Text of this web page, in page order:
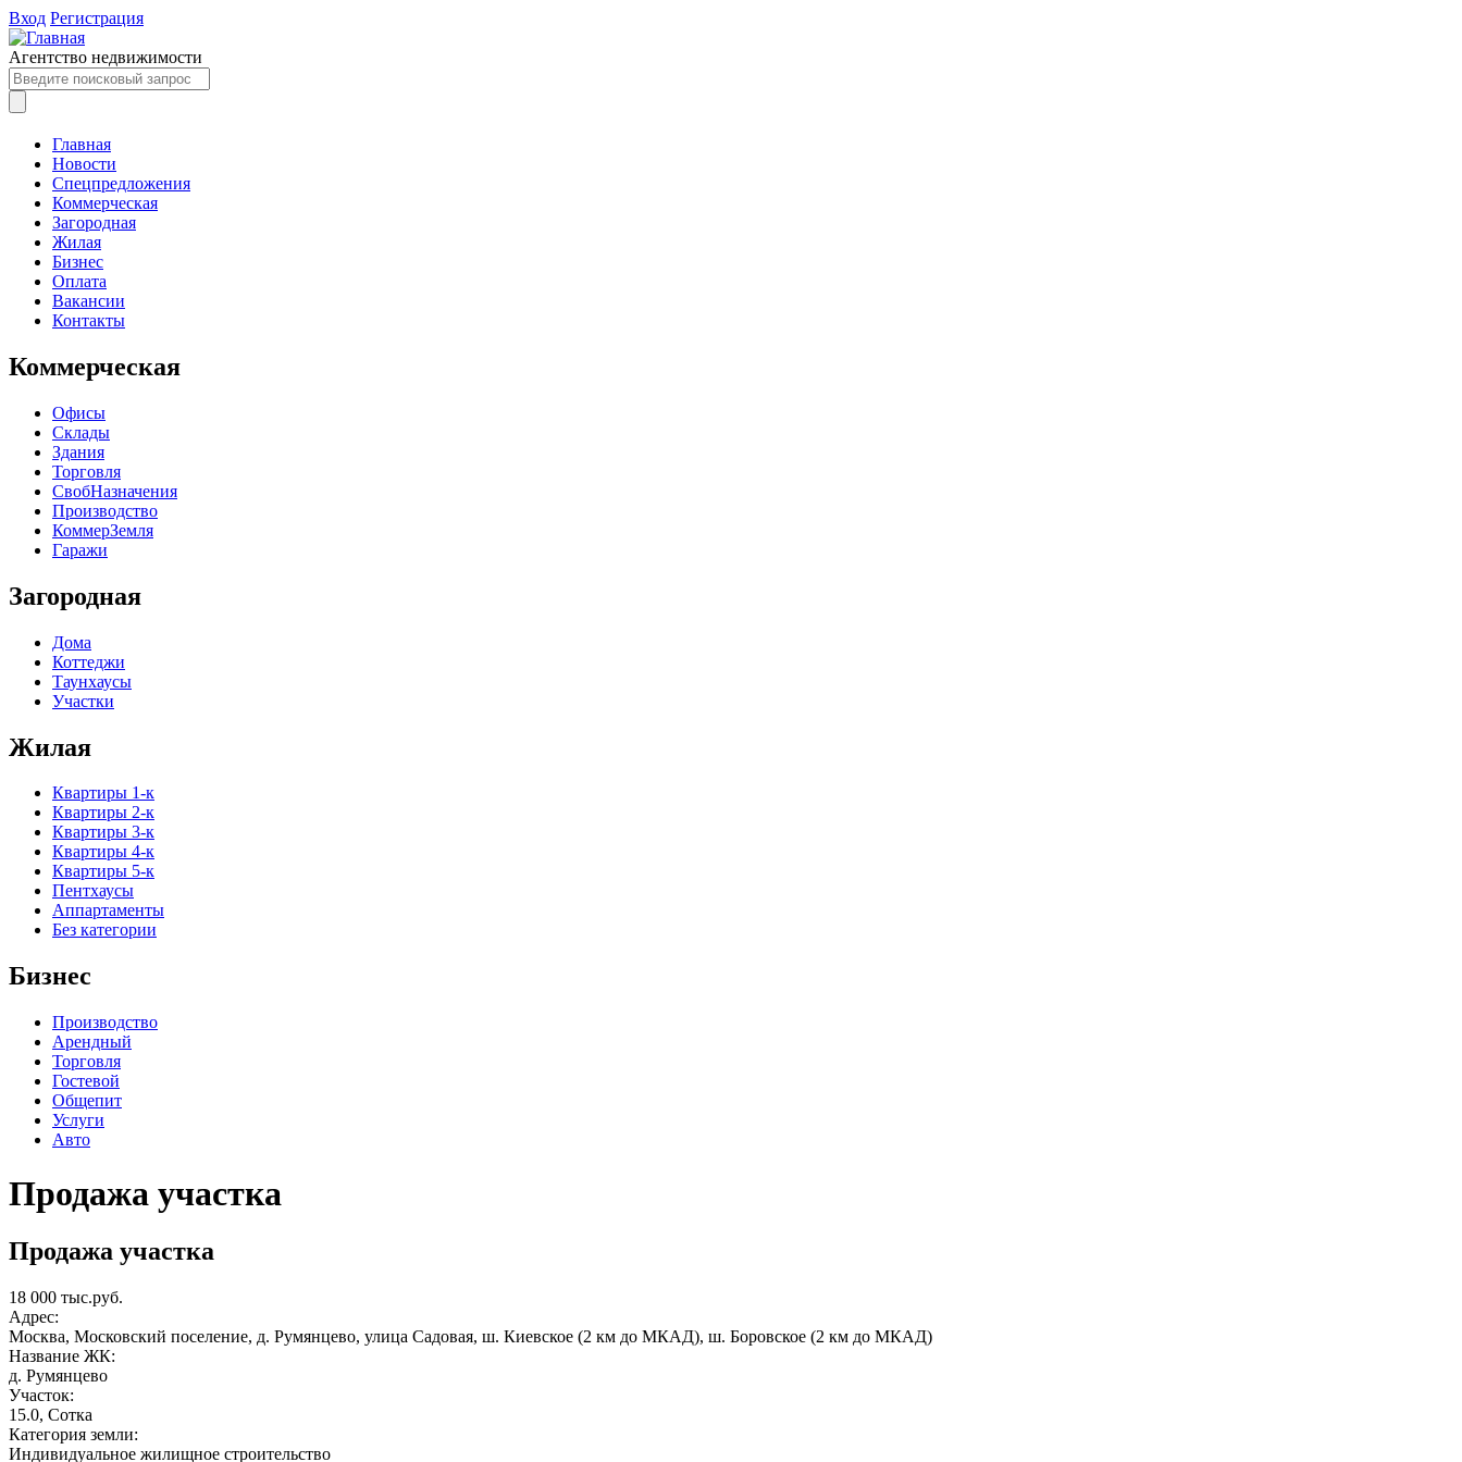
Вход Регистрация
Агентство недвижимости
Главная
Новости
Спецпредложения
Коммерческая
Загородная
Жилая
Бизнес
Оплата
Вакансии
Контакты
Коммерческая
Офисы
Склады
Здания
Торговля
СвобНазначения
Производство
КоммерЗемля
Гаражи
Загородная
Дома
Коттеджи
Таунхаусы
Участки
Жилая
Квартиры 1-к
Квартиры 2-к
Квартиры 3-к
Квартиры 4-к
Квартиры 5-к
Пентхаусы
Аппартаменты
Без категории
Бизнес
Производство
Арендный
Торговля
Гостевой
Общепит
Услуги
Авто
Продажа участка
Продажа участка
18 000 тыс.руб.
Адрес:
Москва, Московский поселение, д. Румянцево, улица Садовая, ш. Киевское (2 км до МКАД), ш. Боровское (2 км до МКАД)
Название ЖК:
д. Румянцево
Участок:
15.0, Сотка
Категория земли:
Индивидуальное жилищное строительство